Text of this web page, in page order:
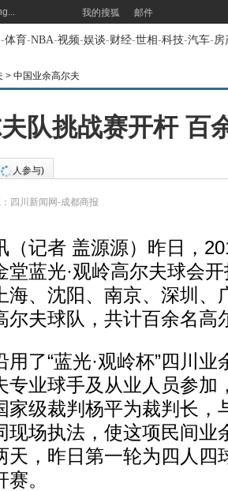
我的搜狐 邮件
-体育-NBA-视频-娱谈-财经-世相-科技-汽车-房
> 中国业余高尔夫
队挑战赛开杆 百
人参与)
四川新闻网-成都商报
记者 盖源源）昨日，
堂蓝光·观岭高尔夫球会
海、沈阳、南京、深圳、
尔夫球队，共计百余名高
“蓝光·观岭杯”四川业
专业球手及从业人员参加
家级裁判杨平为裁判长，
现场执法，使这项民间业
天，昨日第一轮为四人四
。